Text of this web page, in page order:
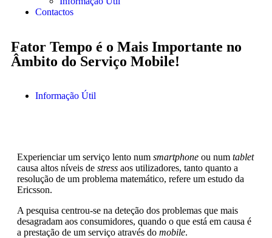
Contactos
Fator Tempo é o Mais Importante no
Âmbito do Serviço Mobile!
Informação Útil
Experienciar um serviço lento num smartphone ou num tablet
causa altos níveis de stress aos utilizadores, tanto quanto a
resolução de um problema matemático, refere um estudo da
Ericsson.
A pesquisa centrou-se na deteção dos problemas que mais
desagradam aos consumidores, quando o que está em causa é
a prestação de um serviço através do mobile.